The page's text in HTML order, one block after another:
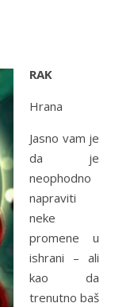
RAK
Hrana
Jasno vam je
da je
neophodno
napraviti
neke
promene u
ishrani – ali
kao da
trenutno baš